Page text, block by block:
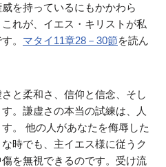
を持っているにもかかわら
れが、イエス・キリストが私
。 マタイ11章28－30節を読ん
と柔和さ、信仰と信念、そし
。謙虚さの本当の試練は、人
。 他の人があなたを侮辱した
時でも、主イエス様に従うク
を無視できるのです。受け流